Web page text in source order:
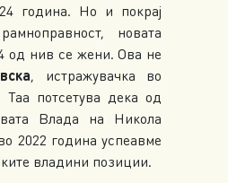
година. Но и покрај
новата
од нив се жени. Ова не
, истражувачка во
потсетува дека од
Влада на Никола
2022 година успеавме
владини позиции.